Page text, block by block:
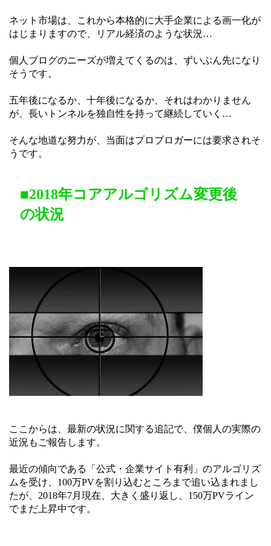
ネット市場は、これから本格的に大手企業による画一化が
はじまりますので、リアル経済のような状況…
個人ブログのニーズが増えてくるのは、ずいぶん先になり
そうです。
五年後になるか、十年後になるか、それはわかりません
が、長いトンネルを独自性を持って継続していく…
そんな地道な努力が、当面はプロブロガーには要求されそ
うです。
■2018年コアアルゴリズム変更後
の状況
ここからは、最新の状況に関する追記で、僕個人の実際の
近況もご報告します。
最近の傾向である「公式・企業サイト有利」のアルゴリズ
ムを受け、100万PVを割り込むところまで追い込まれまし
たが、2018年7月現在、大きく盛り返し、150万PVライン
でまだ上昇中です。